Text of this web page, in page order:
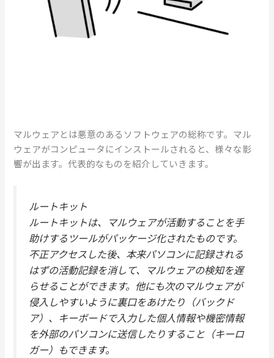
マルウェアとは悪意のあるソフトウェアの総称です。マル
ウェアがコンピュータにインストールされると、様々な影
響が出ます。代表的なものを紹介していきます。
ルートキット
ルートキットは、マルウェアが活動することを手
助けするツールがパッケージ化されたものです。
不正アクセスした後、本来パソコンに記録される
はずの活動記録を消して、マルウェアの検知を遅
らせることができます。他にも次のマルウェアが
侵入しやすいように裏口をあけたり（バックド
ア）、キーボードで入力した個人情報や機密情報
を外部のパソコンに送信したりすること（キーロ
ガー）もできます。